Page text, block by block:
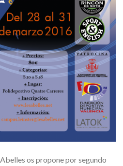
os propone por segundo